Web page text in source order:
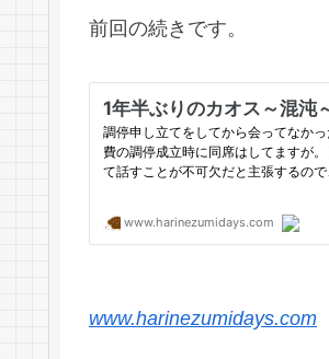
前回の続きです。
www.harinezumidays.com